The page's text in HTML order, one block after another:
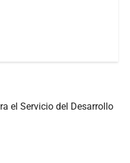
el Servicio del Desarrollo